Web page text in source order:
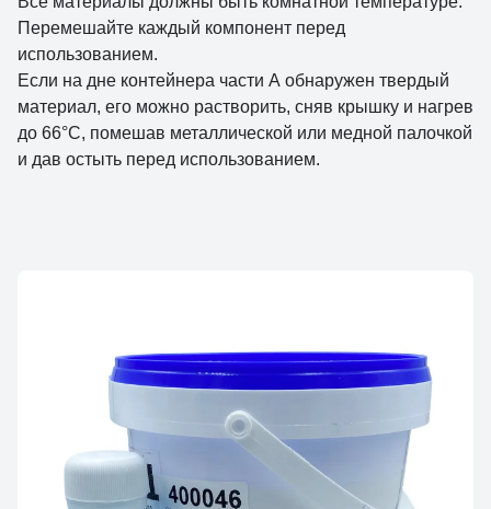
Перемешайте каждый компонент перед
использованием.
Если на дне контейнера части А обнаружен твердый
материал, его можно растворить, сняв крышку и нагрев
до 66°С, помешав металлической или медной палочкой
и дав остыть перед использованием.